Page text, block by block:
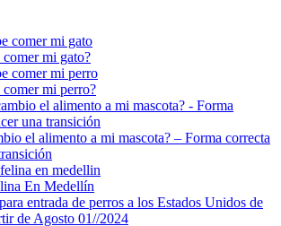
comer mi gato?
comer mi perro?
el alimento a mi mascota? – Forma correcta
En Medellín